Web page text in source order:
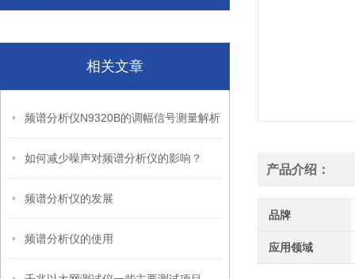
相关文章
频谱分析仪N9320B的调幅信号测量解析
如何减少噪声对频谱分析仪的影响？
频谱分析仪的发展
频谱分析仪的使用
产品介绍：
品牌
应用领域